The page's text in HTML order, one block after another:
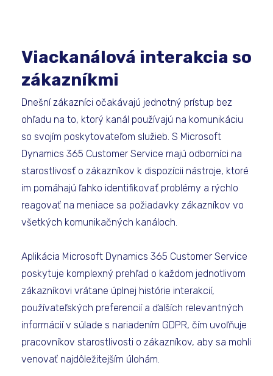
Viackanálová interakcia so
zákazníkmi
Dnešní zákazníci očakávajú jednotný prístup bez
ohľadu na to, ktorý kanál používajú na komunikáciu
so svojím poskytovateľom služieb. S Microsoft
Dynamics 365 Customer Service majú odborníci na
starostlivosť o zákazníkov k dispozícii nástroje, ktoré
im pomáhajú ľahko identifikovať problémy a rýchlo
reagovať na meniace sa požiadavky zákazníkov vo
všetkých komunikačných kanáloch.
Aplikácia Microsoft Dynamics 365 Customer Service
poskytuje komplexný prehľad o každom jednotlivom
zákazníkovi vrátane úplnej histórie interakcií,
používateľských preferencií a ďalších relevantných
informácií v súlade s nariadením GDPR, čím uvoľňuje
pracovníkov starostlivosti o zákazníkov, aby sa mohli
venovať najdôležitejším úlohám.